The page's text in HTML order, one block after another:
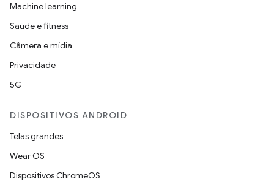
Machine learning
Saúde e fitness
Câmera e mídia
Privacidade
5G
DISPOSITIVOS ANDROID
Telas grandes
Wear OS
Dispositivos ChromeOS